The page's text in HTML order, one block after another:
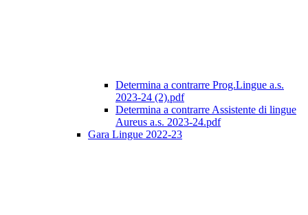
Determina a contrarre Prog.Lingue a.s.
2023-24 (2).pdf
Determina a contrarre Assistente di lingue
Aureus a.s. 2023-24.pdf
Gara Lingue 2022-23